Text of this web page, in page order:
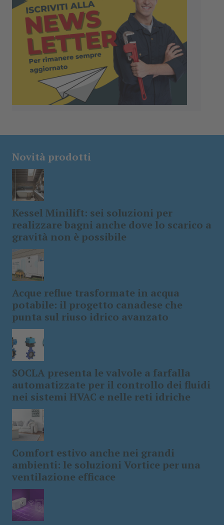
Novità prodotti
Kessel Minilift: sei soluzioni per
realizzare bagni anche dove lo scarico a
gravità non è possibile
Acque reflue trasformate in acqua
potabile: il progetto canadese che
punta sul riuso idrico avanzato
SOCLA presenta le valvole a farfalla
automatizzate per il controllo dei fluidi
nei sistemi HVAC e nelle reti idriche
Comfort estivo anche nei grandi
ambienti: le soluzioni Vortice per una
ventilazione efficace